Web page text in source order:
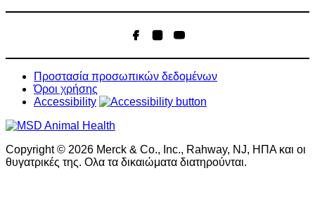
Facebook
Instagram
YouTube
Προστασία προσωπικών δεδομένων
Όροι χρήσης
Accessibility
Copyright © 2026 Merck & Co., Inc., Rahway, NJ, ΗΠΑ και οι
θυγατρικές της. Ολα τα δικαιώματα διατηρούνται.